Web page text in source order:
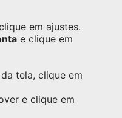
em ajustes.
e clique em
tela, clique em
e clique em